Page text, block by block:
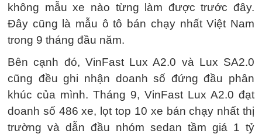
không mẫu xe nào từng làm được trước đây.
Đây cũng là mẫu ô tô bán chạy nhất Việt Nam
trong 9 tháng đầu năm.
Bên cạnh đó, VinFast Lux A2.0 và Lux SA2.0
cũng đều ghi nhận doanh số đứng đầu phân
khúc của mình. Tháng 9, VinFast Lux A2.0 đạt
doanh số 486 xe, lọt top 10 xe bán chạy nhất thị
trường và dẫn đầu nhóm sedan tầm giá 1 tỷ